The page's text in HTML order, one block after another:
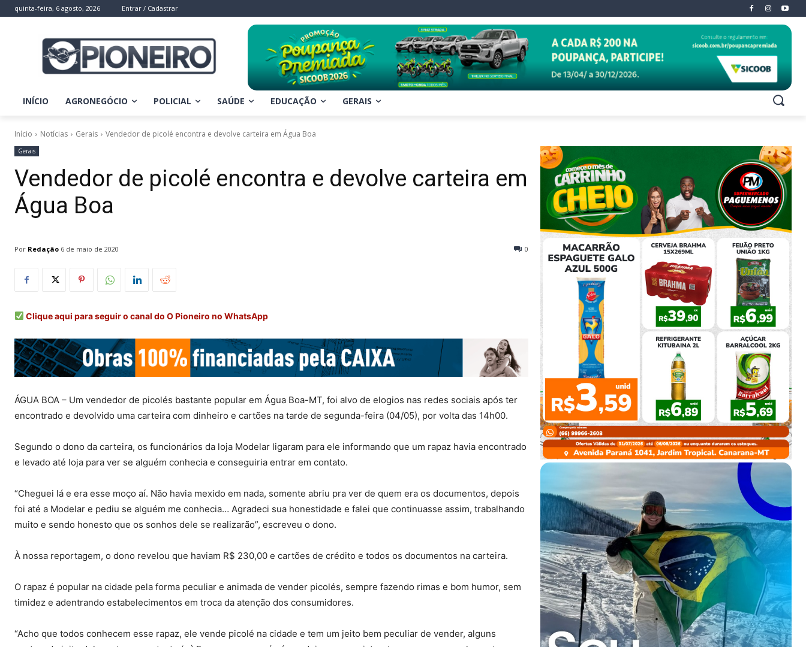
quinta-feira, 6 agosto, 2026 Entrar / Cadastrar
INÍCIO AGRONEGÓCIO POLICIAL SAÚDE EDUCAÇÃO GERAIS
Início Notícias Gerais Vendedor de picolé encontra e devolve carteira em Água Boa
Gerais
Vendedor de picolé encontra e devolve carteira em
Água Boa
Por Redação 0
6 de maio de 2020
Clique aqui para seguir o canal do O Pioneiro no WhatsApp
ÁGUA BOA – Um vendedor de picolés bastante popular em Água Boa-MT, foi alvo de elogios nas redes sociais após ter
encontrado e devolvido uma carteira com dinheiro e cartões na tarde de segunda-feira (04/05), por volta das 14h00.
Segundo o dono da carteira, os funcionários da loja Modelar ligaram para ele informando que um rapaz havia encontrado
e levado até loja para ver se alguém conhecia e conseguiria entrar em contato.
“Cheguei lá e era esse moço aí. Não havia mexido em nada, somente abriu pra ver de quem era os documentos, depois
foi até a Modelar e pediu se alguém me conhecia… Agradeci sua honestidade e falei que continuasse assim, trabalhando
muito e sendo honesto que os sonhos dele se realizarão”, escreveu o dono.
À nossa reportagem, o dono revelou que haviam R$ 230,00 e cartões de crédito e todos os documentos na carteira.
O rapaz é popular na cidade pela forma peculiar e animada de vender picolés, sempre fazendo rimas e bom humor, sem
timidez e adentrando estabelecimentos em troca da atenção dos consumidores.
“Acho que todos conhecem esse rapaz, ele vende picolé na cidade e tem um jeito bem peculiar de vender, alguns